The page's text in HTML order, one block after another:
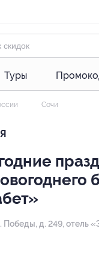
Туры
Сочи
Победы, д. 249, отель